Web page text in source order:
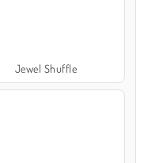
Jewel Shuffle